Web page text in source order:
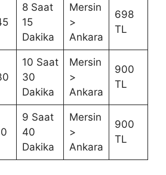
8 Saat
15
Dakika
Mersin
>
Ankara
698
TL
10 Saat
30
Dakika
Mersin
>
Ankara
900
TL
9 Saat
40
Dakika
Mersin
>
Ankara
900
TL